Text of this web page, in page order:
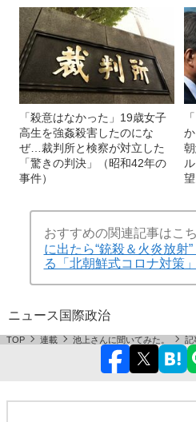
「殺意はなかった」19歳女子
高生を強姦殺害したのにな
ぜ…裁判所と検察が対立した
「驚きの判決」（昭和42年の
事件）
望
おすすめの関連記事はこ
に出たら“銃殺＆火炎放
る「北朝鮮式コロナ対策
ニュース 国際政治
TOP 連載 池上さんに聞いてみた。 記